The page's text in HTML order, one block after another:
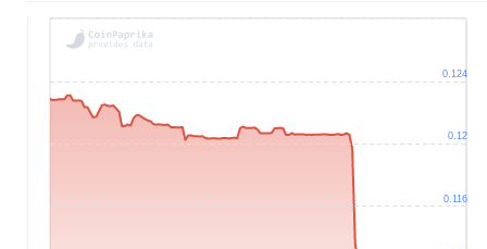
0.116
0.12
0.124